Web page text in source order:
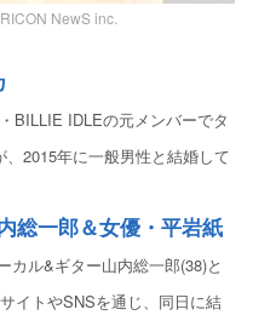
NewS inc.
BILLIE IDLEの元メンバーでタ
2015年に一般男性と結婚して
総一郎＆女優・平岩紙
カル&ギター山内総一郎(38)と
イトやSNSを通じ、同日に結